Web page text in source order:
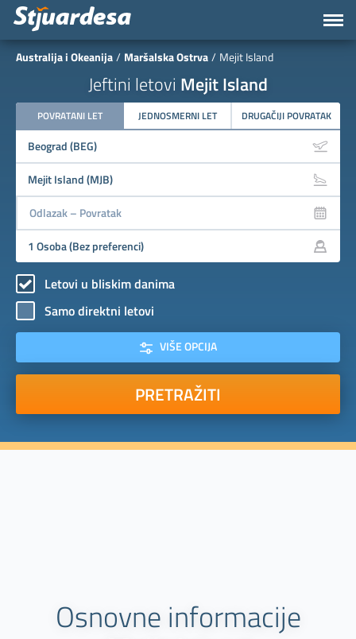
Australija i Okeanija Maršalska Ostrva Mejit Island
Jeftini letovi Mejit Island
POVRATANI LET JEDNOSMERNI LET DRUGAČIJI POVRATAK
Letovi u bliskim danima
Samo direktni letovi
VIŠE OPCIJA
PRETRAŽITI
Osnovne informacije